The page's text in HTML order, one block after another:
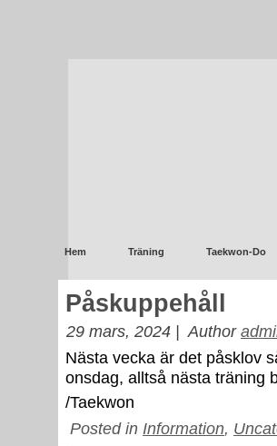
Hem Träning Taekwon-Do
Påskuppehåll
29 mars, 2024 | Author
Nästa vecka är det påsklov
onsdag, alltså nästa träning
/Taekwon
Posted in Information,